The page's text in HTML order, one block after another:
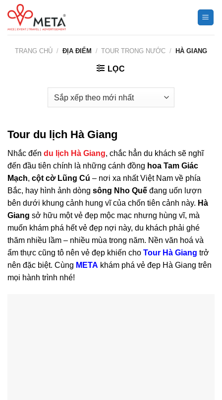
Chuyển
đến
nội
TRANG CHỦ / ĐỊA ĐIỂM / TOUR TRONG NƯỚC / HÀ GIANG
LỌC
Tour du lịch Hà Giang
Nhắc đến du lịch Hà Giang, chắc hẳn du khách sẽ nghĩ
đến đầu tiên chính là những cánh đồng hoa Tam Giác
Mạch, cột cờ Lũng Cú – nơi xa nhất Việt Nam về phía
Bắc, hay hình ảnh dòng sông Nho Quế đang uốn lượn
bên dưới khung cảnh hung vĩ của chốn tiên cảnh này. Hà
Giang sở hữu một vẻ đẹp mộc mạc nhưng hùng vĩ, mà
muốn khám phá hết vẻ đẹp nợi này, du khách phải ghé
thăm nhiều lầm – nhiều mùa trong năm. Nền văn hoá và
ẩm thực cũng tô nên vẻ đẹp khiến cho Tour Hà Giang trở
nên đặc biệt. Cùng META khám phá vẻ đẹp Hà Giang trên
mọi hành trình nhé!